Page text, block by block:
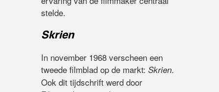
stelde.
Skrien
In november 1968 verscheen een
tweede filmblad op de markt: Skrien.
Ook dit tijdschrift werd door